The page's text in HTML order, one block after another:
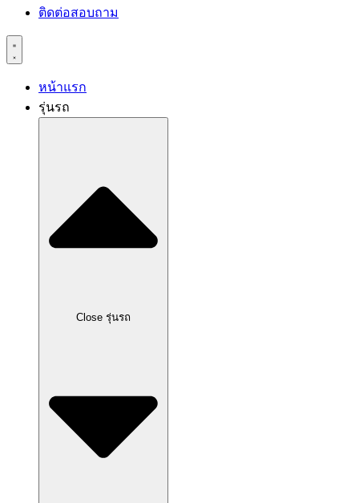
ติดต่อสอบถาม
หน้าแรก
รุ่นรถ
Close รุ่นรถ